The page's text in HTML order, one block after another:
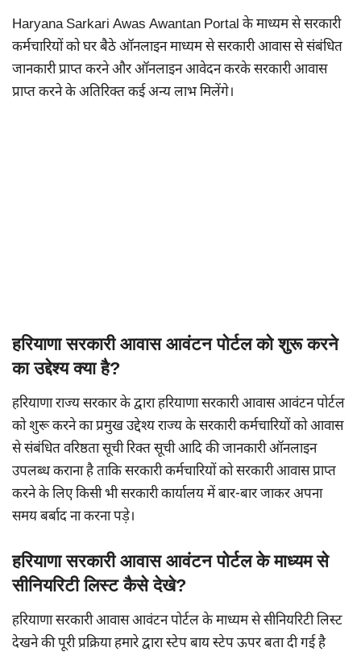
Haryana Sarkari Awas Awantan Portal के माध्यम से सरकारी
कर्मचारियों को घर बैठे ऑनलाइन माध्यम से सरकारी आवास से संबंधित
जानकारी प्राप्त करने और ऑनलाइन आवेदन करके सरकारी आवास
प्राप्त करने के अतिरिक्त कई अन्य लाभ मिलेंगे।
हरियाणा सरकारी आवास आवंटन पोर्टल को शुरू करने
का उद्देश्य क्या है?
हरियाणा राज्य सरकार के द्वारा हरियाणा सरकारी आवास आवंटन पोर्टल
को शुरू करने का प्रमुख उद्देश्य राज्य के सरकारी कर्मचारियों को आवास
से संबंधित वरिष्ठता सूची रिक्त सूची आदि की जानकारी ऑनलाइन
उपलब्ध कराना है ताकि सरकारी कर्मचारियों को सरकारी आवास प्राप्त
करने के लिए किसी भी सरकारी कार्यालय में बार-बार जाकर अपना
समय बर्बाद ना करना पड़े।
हरियाणा सरकारी आवास आवंटन पोर्टल के माध्यम से
सीनियरिटी लिस्ट कैसे देखे?
हरियाणा सरकारी आवास आवंटन पोर्टल के माध्यम से सीनियरिटी लिस्ट
देखने की पूरी प्रक्रिया हमारे द्वारा स्टेप बाय स्टेप ऊपर बता दी गई है